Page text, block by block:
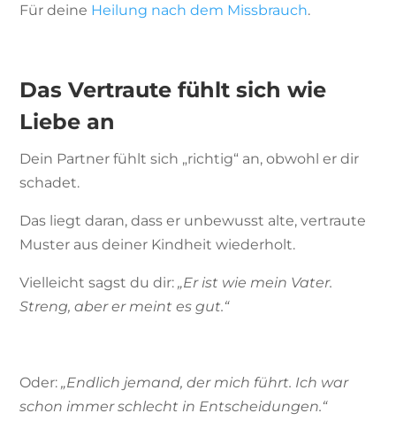
Für deine Heilung nach dem Missbrauch.
Das Vertraute fühlt sich wie
Liebe an
Dein Partner fühlt sich „richtig“ an, obwohl er dir
schadet.
Das liegt daran, dass er unbewusst alte, vertraute
Muster aus deiner Kindheit wiederholt.
Vielleicht sagst du dir:„Er ist wie mein Vater.
Streng, aber er meint es gut.“
Oder:„Endlich jemand, der mich führt. Ich war
schon immer schlecht in Entscheidungen.“